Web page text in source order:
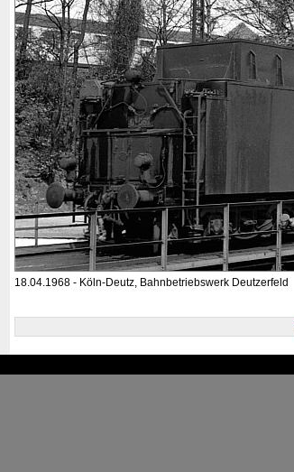
18.04.1968 - Köln-Deutz, Bahnbetriebswerk Deutzerfeld